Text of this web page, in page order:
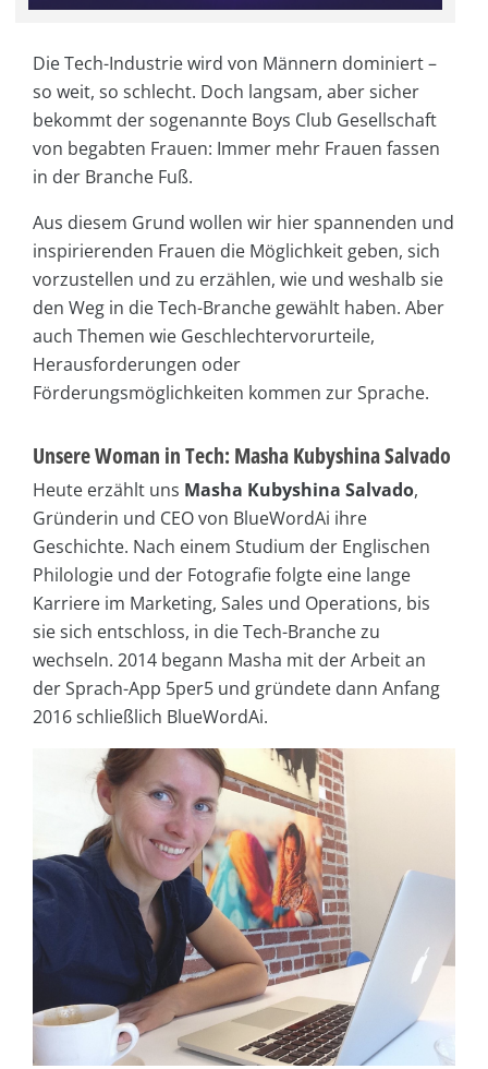
Die Tech-Industrie wird von Männern dominiert –
so weit, so schlecht. Doch langsam, aber sicher
bekommt der sogenannte Boys Club Gesellschaft
von begabten Frauen: Immer mehr Frauen fassen
in der Branche Fuß.
Aus diesem Grund wollen wir hier spannenden und
inspirierenden Frauen die Möglichkeit geben, sich
vorzustellen und zu erzählen, wie und weshalb sie
den Weg in die Tech-Branche gewählt haben. Aber
auch Themen wie Geschlechtervorurteile,
Herausforderungen oder
Förderungsmöglichkeiten kommen zur Sprache.
Unsere Woman in Tech: Masha Kubyshina Salvado
Heute erzählt uns Masha Kubyshina Salvado,
Gründerin und CEO von BlueWordAi ihre
Geschichte. Nach einem Studium der Englischen
Philologie und der Fotografie folgte eine lange
Karriere im Marketing, Sales und Operations, bis
sie sich entschloss, in die Tech-Branche zu
wechseln. 2014 begann Masha mit der Arbeit an
der Sprach-App 5per5 und gründete dann Anfang
2016 schließlich BlueWordAi.